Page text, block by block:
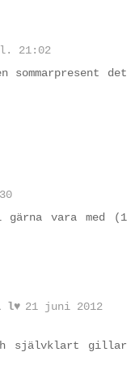
21:02
det
vara med (1
l♥ 21 juni 2012
självklart gillar